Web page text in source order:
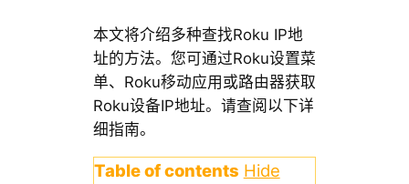
本文将介绍多种查找Roku IP地
址的方法。您可通过Roku设置菜
单、Roku移动应用或路由器获取
Roku设备IP地址。请查阅以下详
细指南。
Table of contents Hide